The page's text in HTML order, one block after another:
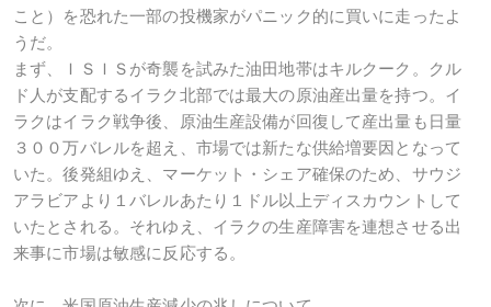
こと）を恐れた一部の投機家がパニック的に買いに走ったよ
うだ。
まず、ＩＳＩＳが奇襲を試みた油田地帯はキルクーク。クル
ド人が支配するイラク北部では最大の原油産出量を持つ。イ
ラクはイラク戦争後、原油生産設備が回復して産出量も日量
３００万バレルを超え、市場では新たな供給増要因となって
いた。後発組ゆえ、マーケット・シェア確保のため、サウジ
アラビアより１バレルあたり１ドル以上ディスカウントして
いたとされる。それゆえ、イラクの生産障害を連想させる出
来事に市場は敏感に反応する。